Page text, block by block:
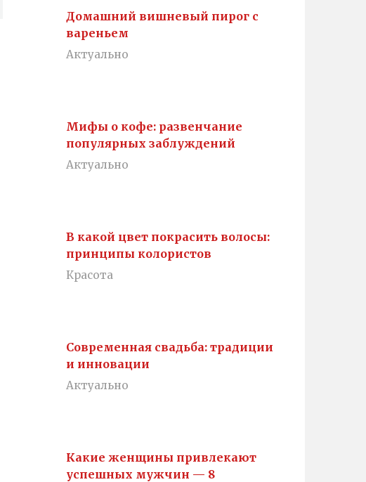
Домашний вишневый пирог с
вареньем
Актуально
Мифы о кофе: развенчание
популярных заблуждений
Актуально
В какой цвет покрасить волосы:
принципы колористов
Красота
Современная свадьба: традиции
и инновации
Актуально
Какие женщины привлекают
успешных мужчин — 8